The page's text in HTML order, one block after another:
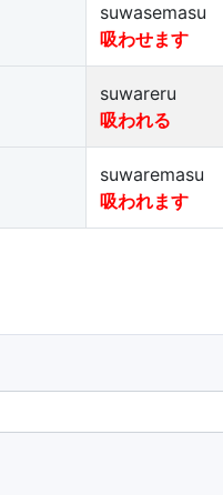
suwasemasu
吸わせます
suwareru
吸われる
suwaremasu
吸われます